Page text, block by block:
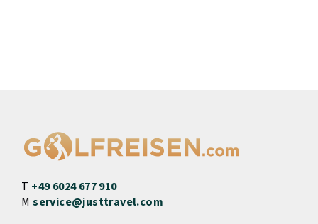
T +49 6024 677 910
Mservice@justtravel.com